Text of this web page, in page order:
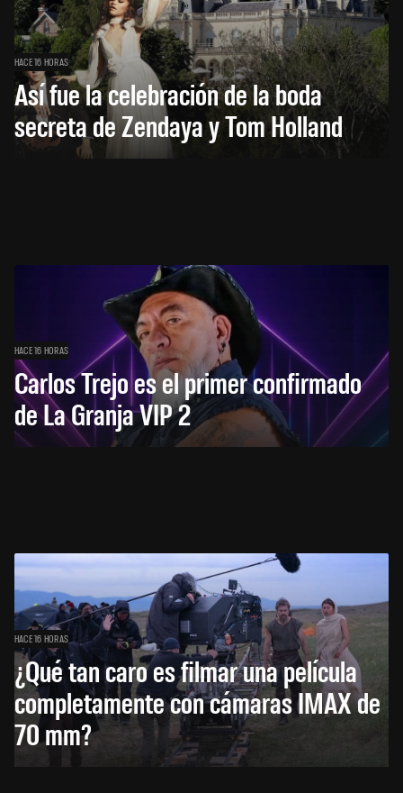
HACE 16 HORAS
Así fue la celebración de la boda
secreta de Zendaya y Tom Holland
HACE 16 HORAS
Carlos Trejo es el primer confirmado
de La Granja VIP 2
HACE 16 HORAS
¿Qué tan caro es filmar una película
completamente con cámaras IMAX de
70 mm?